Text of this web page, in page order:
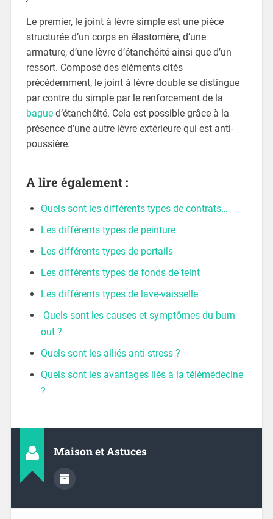
Le premier, le joint à lèvre simple est une pièce
structurée d’un corps en élastomère, d’une
armature, d’une lèvre d’étanchéité ainsi que d’un
ressort. Composé des éléments cités
précédemment, le joint à lèvre double se distingue
par contre du simple par le renforcement de la
bagued’étanchéité. Cela est possible grâce à la
présence d’une autre lèvre extérieure qui est anti-
poussière.
A lire également :
Quels sont les différents types de contrats…
Les différents types de peinture
Les différents types de portails
Les différents types de fonds de teint
Les différents types de lave-vaisselle
Quels sont les causes et symptômes du burn
out ?
Quels sont les alliés anti-stress ?
Quels sont les avantages liés à la télémédecine
?
Maison et Astuces